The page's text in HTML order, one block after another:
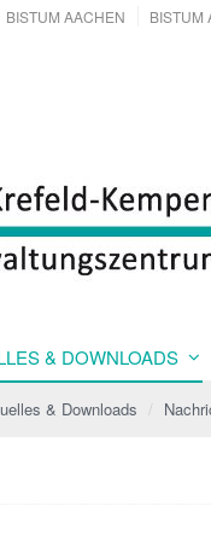
BISTUM AACHEN BISTUM
& DOWNLOADS
& Downloads